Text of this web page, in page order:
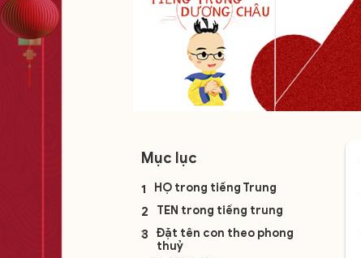
Mục lục
HỌ trong tiếng Trung
TÊN trong tiếng trung
Đặt tên con theo phong
thuỷ